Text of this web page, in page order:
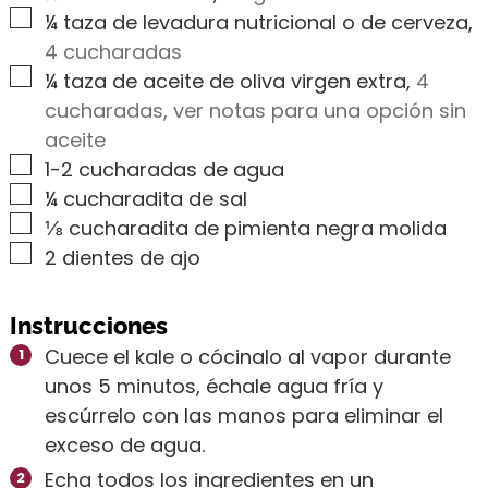
▢
¼ taza de levadura nutricional o de cerveza,
4 cucharadas
▢
¼ taza de aceite de oliva virgen extra, 4
cucharadas, ver notas para una opción sin
aceite
▢
1-2 cucharadas de agua
▢
¼ cucharadita de sal
▢
⅛ cucharadita de pimienta negra molida
▢
2 dientes de ajo
Instrucciones
Cuece el kale o cócinalo al vapor durante
unos 5 minutos, échale agua fría y
escúrrelo con las manos para eliminar el
exceso de agua.
Echa todos los ingredientes en un